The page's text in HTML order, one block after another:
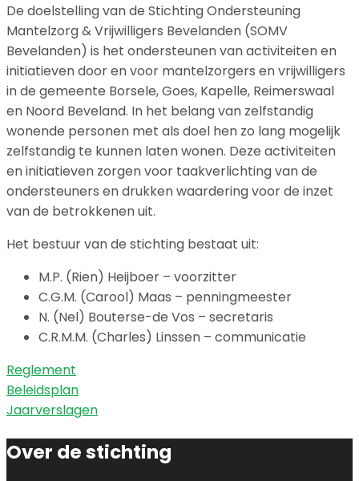
De doelstelling van de Stichting Ondersteuning
Mantelzorg & Vrijwilligers Bevelanden (SOMV
Bevelanden) is het ondersteunen van activiteiten en
initiatieven door en voor mantelzorgers en vrijwilligers
in de gemeente Borsele, Goes, Kapelle, Reimerswaal
en Noord Beveland. In het belang van zelfstandig
wonende personen met als doel hen zo lang mogelijk
zelfstandig te kunnen laten wonen. Deze activiteiten
en initiatieven zorgen voor taakverlichting van de
ondersteuners en drukken waardering voor de inzet
van de betrokkenen uit.
Het bestuur van de stichting bestaat uit:
M.P. (Rien) Heijboer – voorzitter
C.G.M. (Carool) Maas – penningmeester
N. (Nel) Bouterse-de Vos – secretaris
C.R.M.M. (Charles) Linssen – communicatie
Reglement
Beleidsplan
Jaarverslagen
Over de stichting